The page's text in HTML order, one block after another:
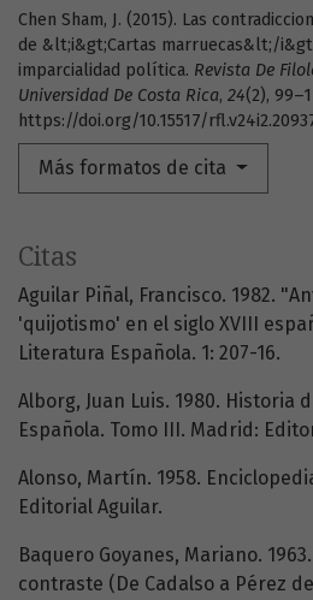
Chen Sham, J. (2015). Las
de &lt;i&gt;Cartas marruecas&lt;/
imparcialidad política. Revista De
Universidad De Costa Rica, 24(2),
https://doi.org/10.15517/
Más formatos de cita
Citas
Aguilar Piñal, Francisco. 1982.
'quijotismo' en el siglo XVIII
Literatura Española. 1: 207-16.
Alborg, Juan Luis. 1980. Historia
Española. Tomo III. Madrid:
Alonso, Martín. 1958.
Editorial Aguilar.
Baquero Goyanes, Mariano.
contraste (De Cadalso a Pérez